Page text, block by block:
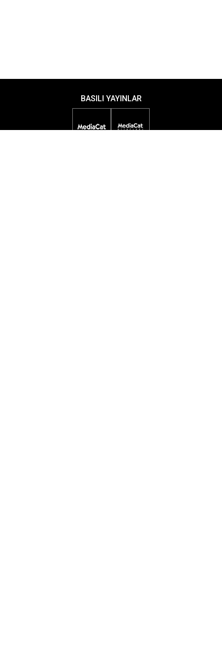
BASILI YAYINLAR